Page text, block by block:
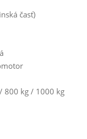
časť)
800 kg / 1000 kg